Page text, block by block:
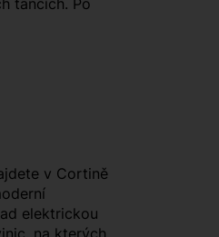
tancích. Po
v Cortině
elektrickou